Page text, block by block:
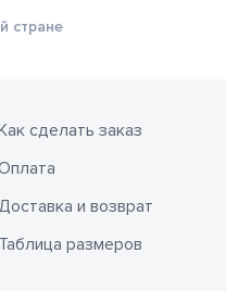
стране
сделать заказ
и возврат
Таблица размеров